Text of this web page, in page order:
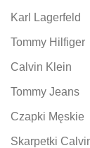
Karl Lagerfeld
Tommy Hilfiger
Calvin Klein
Tommy Jeans
Czapki Męskie
Skarpetki